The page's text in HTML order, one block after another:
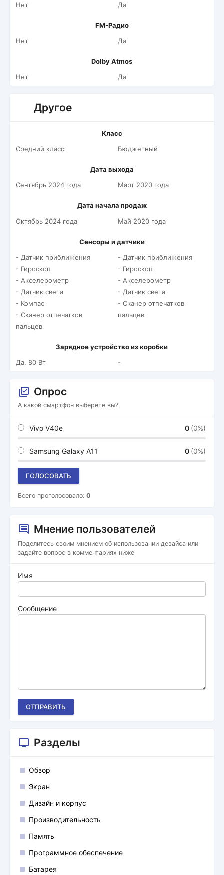
Нет
Да
FM-Радио
Нет
Да
Dolby Atmos
Нет
Да
Другое
Класс
Средний класс
Бюджетный
Дата выхода
Сентябрь 2024 года
Март 2020 года
Дата начала продаж
Октябрь 2024 года
Май 2020 года
Сенсоры и датчики
- Датчик приближения
- Гироскоп
- Акселерометр
- Датчик света
- Компас
- Сканер отпечатков
пальцев
- Датчик приближения
- Гироскоп
- Акселерометр
- Датчик света
- Сканер отпечатков
пальцев
Зарядное устройство из коробки
Да, 80 Вт
-
Опрос
А какой смартфон выберете вы?
Vivo V40e 0 (0%)
Samsung Galaxy A11 0 (0%)
ГОЛОСОВАТЬ
Всего проголосовало: 0
Мнение пользователей
Поделитесь своим мнением об использовании девайса или
задайте вопрос в комментариях ниже
Имя
Сообщение
ОТПРАВИТЬ
Разделы
Обзор
Экран
Дизайн и корпус
Производительность
Память
Программное обеспечение
Батарея